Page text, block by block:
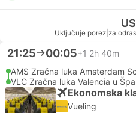
Uključuje porez za
21:25 00:05+1 2h 40m
AMS Zračna luka Amsterdam
VLC Zračna luka Valencia u
Ekonomska
Vueling